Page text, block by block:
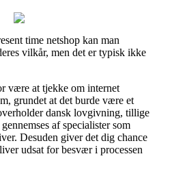
time netshop kan man
vilkår, men det er typisk ikke
være at tjekke om internet
grundet at det burde være et
dansk lovgivning, tillige
af specialister som
Desuden giver det dig chance
udsat for besvær i processen